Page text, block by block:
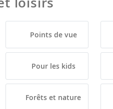
Points de vue
Pour les kids
Forêts et nature